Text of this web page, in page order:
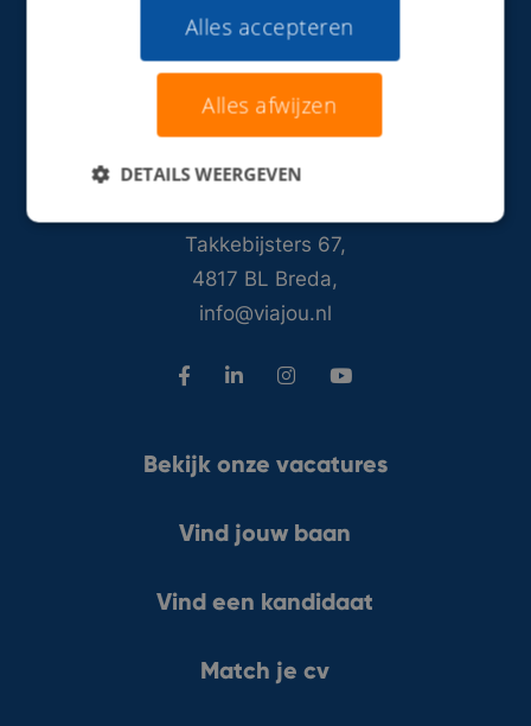
Takkebijsters 67,
4817 BL Breda,
info@viajou.nl
Bekijk onze vacatures
Vind jouw baan
Vind een kandidaat
Match je cv
Alles accepteren
Alles afwijzen
DETAILS WEERGEVEN